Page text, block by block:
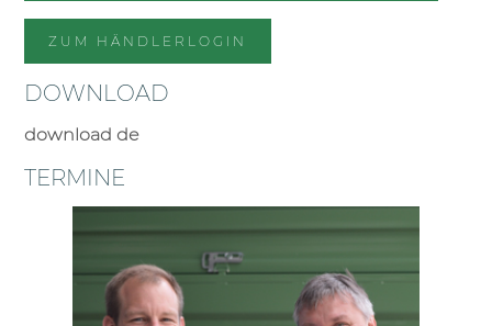
ZUM HÄNDLERLOGIN
DOWNLOAD
download de
TERMINE